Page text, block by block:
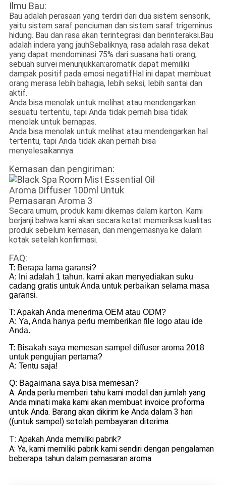
Ilmu Bau:
Bau adalah perasaan yang terdiri dari dua sistem sensorik,
yaitu sistem saraf penciuman dan sistem saraf trigeminus
hidung. Bau dan rasa akan terintegrasi dan berinteraksi.Bau
adalah indera yang jauhSebaliknya, rasa adalah rasa dekat
yang dapat mendominasi 75% dari suasana hati orang,
sebuah survei menunjukkan:aromatik dapat memiliki
dampak positif pada emosi negatifHal ini dapat membuat
orang merasa lebih bahagia, lebih seksi, lebih santai dan
aktif.
Anda bisa menolak untuk melihat atau mendengarkan
sesuatu tertentu, tapi Anda tidak pernah bisa tidak
menolak untuk bernapas.
Anda bisa menolak untuk melihat atau mendengarkan hal
tertentu, tapi Anda tidak akan pernah bisa
menyelesaikannya.
Kemasan dan pengiriman:
Secara umum, produk kami dikemas dalam karton. Kami
berjanji bahwa kami akan secara ketat memeriksa kualitas
produk sebelum kemasan, dan mengemasnya ke dalam
kotak setelah konfirmasi.
FAQ:
T: Berapa lama garansi?
A: Ini adalah 1 tahun, kami akan menyediakan suku
cadang gratis untuk Anda untuk perbaikan selama masa
garansi.
T: Apakah Anda menerima OEM atau ODM?
A: Ya, Anda hanya perlu memberikan file logo atau ide
Anda.
T: Bisakah saya memesan sampel diffuser aroma 2018
untuk pengujian pertama?
A: Tentu saja!
Q: Bagaimana saya bisa memesan?
A: Anda perlu memberi tahu kami model dan jumlah yang
Anda minati maka kami akan membuat invoice proforma
untuk Anda. Barang akan dikirim ke Anda dalam 3 hari
((untuk sampel) setelah pembayaran diterima.
T: Apakah Anda memiliki pabrik?
A: Ya, kami memiliki pabrik kami sendiri dengan pengalaman
beberapa tahun dalam pemasaran aroma.